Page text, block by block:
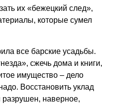
их «бежецкий след»,
которые сумел
все барские усадьбы.
сжечь дома и книги,
имущество – дело
Восстановить уклад
разрушен, наверное,